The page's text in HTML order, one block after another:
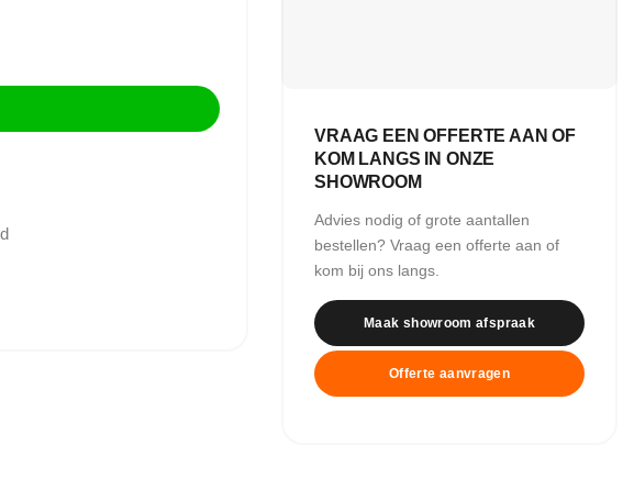
- NIEUW! aantal
VRAAG EEN OFFERTE AAN OF
KOM LANGS IN ONZE
SHOWROOM
Advies nodig of grote aantallen
bestellen? Vraag een offerte aan of
kom bij ons langs.
Maak showroom afspraak
Offerte aanvragen